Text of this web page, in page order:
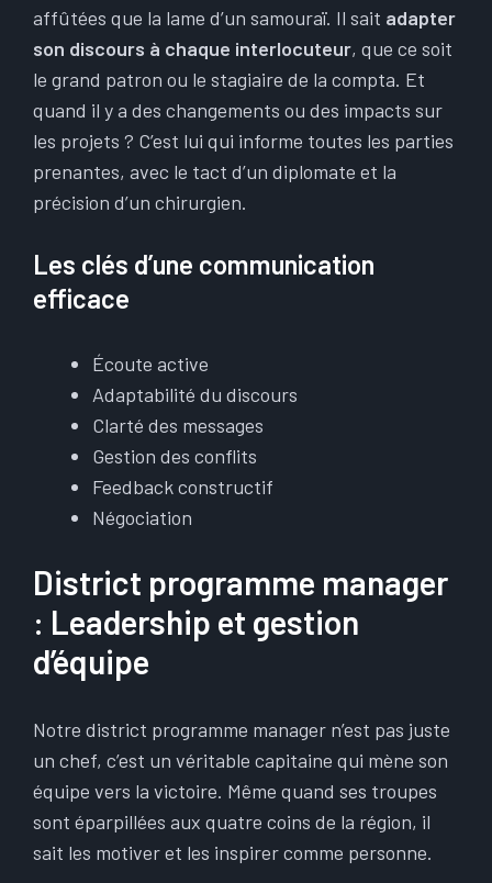
affûtées que la lame d’un samouraï. Il sait adapter
son discours à chaque interlocuteur, que ce soit
le grand patron ou le stagiaire de la compta. Et
quand il y a des changements ou des impacts sur
les projets ? C’est lui qui informe toutes les parties
prenantes, avec le tact d’un diplomate et la
précision d’un chirurgien.
Les clés d’une communication
efficace
Écoute active
Adaptabilité du discours
Clarté des messages
Gestion des conflits
Feedback constructif
Négociation
District programme manager
: Leadership et gestion
d’équipe
Notre district programme manager n’est pas juste
un chef, c’est un véritable capitaine qui mène son
équipe vers la victoire. Même quand ses troupes
sont éparpillées aux quatre coins de la région, il
sait les motiver et les inspirer comme personne.